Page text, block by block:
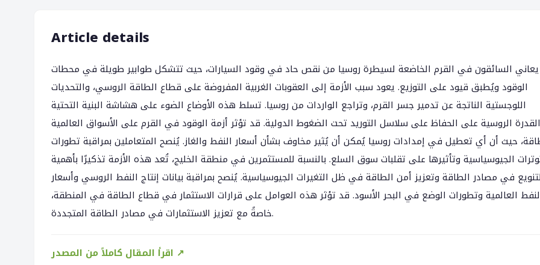
Article details
يعاني السائقون في القرم الخاضعة لسيطرة روسيا من نقص حاد في وقود السيارات، حيث تتشكل طوابير طويلة في محطات
الوقود ويُطبق قيود على التوزيع. يعود سبب الأزمة إلى العقوبات الغربية المفروضة على قطاع الطاقة الروسي، والتحديات
اللوجستية الناتجة عن تدمير جسر القرم، وتراجع الواردات من روسيا. تسلط هذه الأوضاع الضوء على هشاشة البنية التحتية
الروسية على الحفاظ على سلاسل التوريد تحت الضغوط الدولية. قد تؤثر أزمة الوقود في القرم على الأسواق العالمية
حيث أن أي تعطيل في إمدادات روسيا يُمكن أن يُثير مخاوف بشأن أسعار النفط والغاز. يُنصح المتعاملين بمراقبة تطورات
الجيوسياسية وتأثيرها على تقلبات سوق السلع. بالنسبة للمستثمرين في منطقة الخليج، تُعد هذه الأزمة تذكيرًا بأهمية
في مصادر الطاقة وتعزيز أمن الطاقة في ظل التغيرات الجيوسياسية. يُنصح بمراقبة بيانات إنتاج النفط الروسي وأسعار
العالمية وتطورات الوضع في البحر الأسود. قد تؤثر هذه العوامل على قرارات الاستثمار في قطاع الطاقة في المنطقة،
خاصةً مع تعزيز الاستثمارات في مصادر الطاقة المتجددة.
اقرأ المقال كاملاً من المصدر ↗